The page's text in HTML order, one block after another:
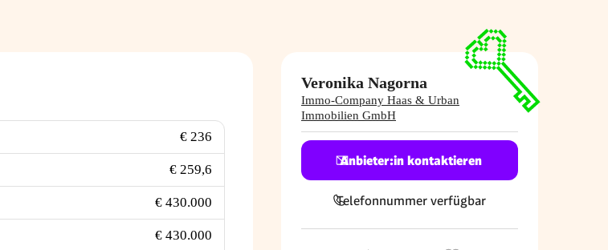
€ 236
€ 259,6
€ 430.000
€ 430.000
Veronika Nagorna
Immo-Company Haas & Urban
Immobilien GmbH
Anbieter:in kontaktieren
Telefonnummer verfügbar